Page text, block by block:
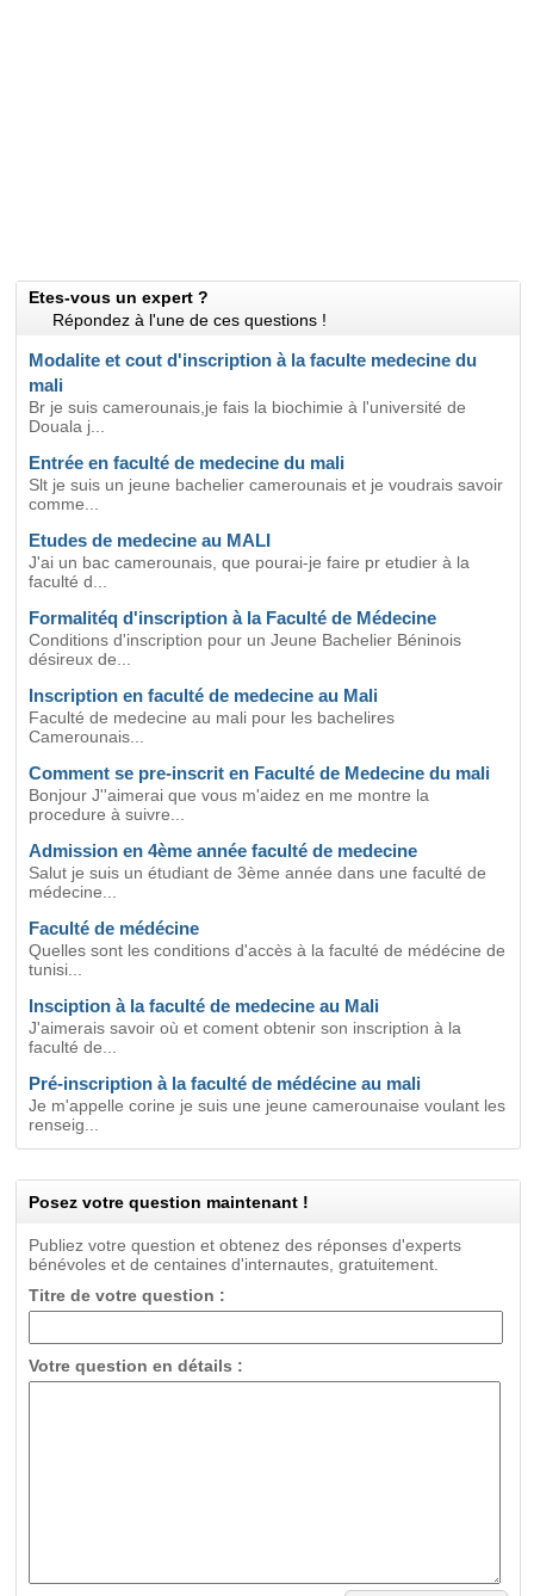
Etes-vous un expert ?
Répondez à l'une de ces questions !
Modalite et cout d'inscription à la faculte medecine du
mali
Br je suis camerounais,je fais la biochimie à l'université de
Douala j...
Entrée en faculté de medecine du mali
Slt je suis un jeune bachelier camerounais et je voudrais savoir
comme...
Etudes de medecine au MALI
J'ai un bac camerounais, que pourai-je faire pr etudier à la
faculté d...
Formalitéq d'inscription à la Faculté de Médecine
Conditions d'inscription pour un Jeune Bachelier Béninois
désireux de...
Inscription en faculté de medecine au Mali
Faculté de medecine au mali pour les bachelires
Camerounais...
Comment se pre-inscrit en Faculté de Medecine du mali
Bonjour J''aimerai que vous m'aidez en me montre la
procedure à suivre...
Admission en 4ème année faculté de medecine
Salut je suis un étudiant de 3ème année dans une faculté de
médecine...
Faculté de médécine
Quelles sont les conditions d'accès à la faculté de médécine de
tunisi...
Insciption à la faculté de medecine au Mali
J'aimerais savoir où et coment obtenir son inscription à la
faculté de...
Pré-inscription à la faculté de médécine au mali
Je m'appelle corine je suis une jeune camerounaise voulant les
renseig...
Posez votre question maintenant !
Publiez votre question et obtenez des réponses d'experts
bénévoles et de centaines d'internautes, gratuitement.
Titre de votre question :
Votre question en détails :